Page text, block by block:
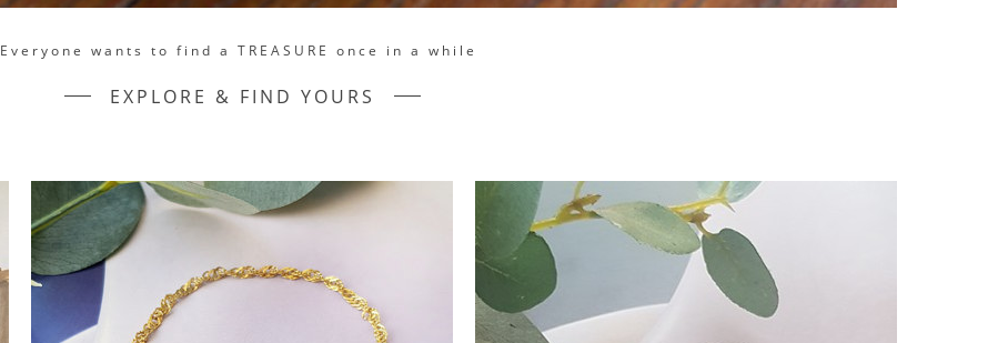
Everyone wants to find a TREASURE once in a while
EXPLORE & FIND YOURS